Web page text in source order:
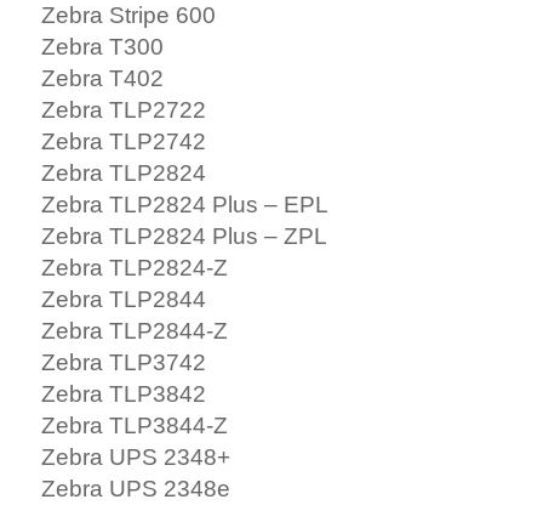
Zebra Stripe 600
Zebra T300
Zebra T402
Zebra TLP2722
Zebra TLP2742
Zebra TLP2824
Zebra TLP2824 Plus – EPL
Zebra TLP2824 Plus – ZPL
Zebra TLP2824-Z
Zebra TLP2844
Zebra TLP2844-Z
Zebra TLP3742
Zebra TLP3842
Zebra TLP3844-Z
Zebra UPS 2348+
Zebra UPS 2348e